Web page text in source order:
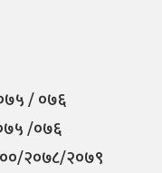
/ ०७६
/०७६
२०७८/२०७९